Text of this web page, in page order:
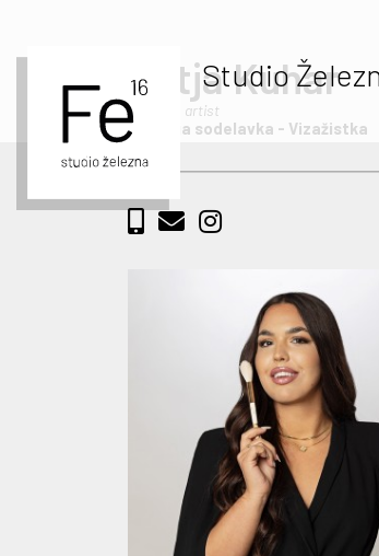
Studio
Katja Kuhar
Make up artist
Zunanja sodelavka - Vizažistka